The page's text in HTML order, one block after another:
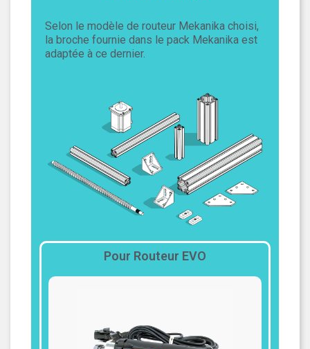
Selon le modèle de routeur Mekanika choisi,
la broche fournie dans le pack Mekanika est
adaptée à ce dernier.
Pour Routeur EVO